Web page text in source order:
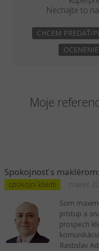
Nechajte to
CHCEM PREDAŤ/
Moje
Spokojnosť s
spokojní klienti
marec
Som
prístup a
prospech
Rastislav